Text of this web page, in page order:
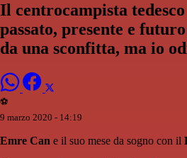
Il centrocampista
passato, presente e
da una sconfitta, ma io
⚽️
9 marzo 2020 - 14:19
Emre Can e il suo mese da sogno con il